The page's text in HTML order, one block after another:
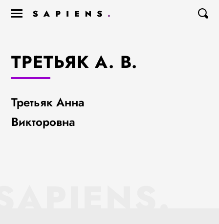
ТРЕТЬЯК А. В.
Третьяк Анна
Викторовна